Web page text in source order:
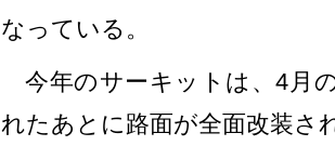
なっている。
今年のサーキットは、4月
れたあとに路面が全面改装さ